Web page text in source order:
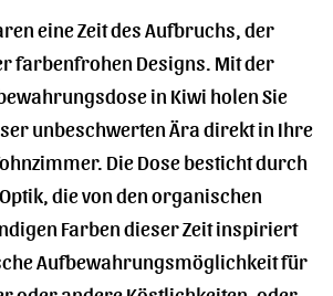
eine Zeit des Aufbruchs, der
farbenfrohen Designs. Mit der
in Kiwi holen Sie
unbeschwerten Ära direkt in Ihre
Die Dose besticht durch
die von den organischen
Farben dieser Zeit inspiriert
Aufbewahrungsmöglichkeit für